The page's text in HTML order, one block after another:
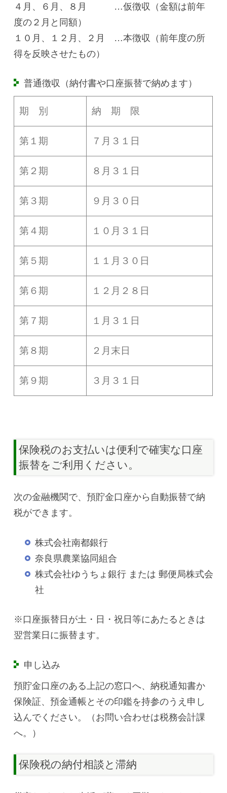
４月、６月、８月 …仮徴収（金額は前年
度の２月と同額）
１０月、１２月、２月 …本徴収（前年度の所
得を反映させたもの）
普通徴収（納付書や口座振替で納めます）
期 別 納 期 限
第１期 ７月３１日
第２期 ８月３１日
第３期 ９月３０日
第４期 １０月３１日
第５期 １１月３０日
第６期 １２月２８日
第７期 １月３１日
第８期 ２月末日
第９期 ３月３１日
保険税のお支払いは便利で確実な口座
振替をご利用ください。
次の金融機関で、預貯金口座から自動振替で納
税ができます。
株式会社南都銀行
奈良県農業協同組合
株式会社ゆうちょ銀行 または 郵便局株式会
社
※口座振替日が土・日・祝日等にあたるときは
翌営業日に振替ます。
申し込み
預貯金口座のある上記の窓口へ、納税通知書か
保険証、預金通帳とその印鑑を持参のうえ申し
込んでください。（お問い合わせは税務会計課
へ。）
保険税の納付相談と滞納